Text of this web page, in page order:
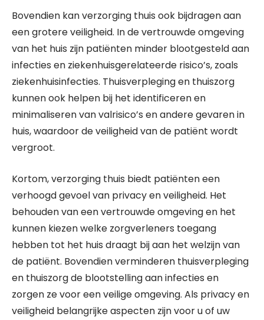
Bovendien kan verzorging thuis ook bijdragen aan
een grotere veiligheid. In de vertrouwde omgeving
van het huis zijn patiënten minder blootgesteld aan
infecties en ziekenhuisgerelateerde risico’s, zoals
ziekenhuisinfecties. Thuisverpleging en thuiszorg
kunnen ook helpen bij het identificeren en
minimaliseren van valrisico’s en andere gevaren in
huis, waardoor de veiligheid van de patiënt wordt
vergroot.
Kortom, verzorging thuis biedt patiënten een
verhoogd gevoel van privacy en veiligheid. Het
behouden van een vertrouwde omgeving en het
kunnen kiezen welke zorgverleners toegang
hebben tot het huis draagt bij aan het welzijn van
de patiënt. Bovendien verminderen thuisverpleging
en thuiszorg de blootstelling aan infecties en
zorgen ze voor een veilige omgeving. Als privacy en
veiligheid belangrijke aspecten zijn voor u of uw